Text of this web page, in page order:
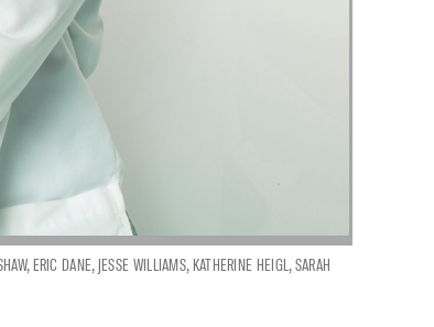
ERIC DANE, JESSE WILLIAMS, KATHERINE HEIGL, SARAH